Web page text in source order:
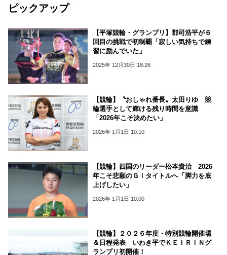
ピックアップ
【平塚競輪・グランプリ】郡司浩平が６
回目の挑戦で初制覇「寂しい気持ちで練
習に励んでいた」
2025年 12月30日 18:26
【競輪】〝おしゃれ番長〟太田りゆ 競
輪選手として輝ける残り時間を意識
「2026年こそ決めたい」
2026年 1月1日 10:10
【競輪】四国のリーダー松本貴治 2026
年こそ悲願のＧⅠタイトルへ「脚力を底
上げしたい」
2026年 1月1日 10:00
【競輪】２０２６年度・特別競輪開催場
＆日程発表 いわき平でＫＥＩＲＩＮグ
ランプリ初開催！